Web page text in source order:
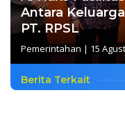
Antara
PT. RPSL
Pemerintahan | 15
Berita Terkait